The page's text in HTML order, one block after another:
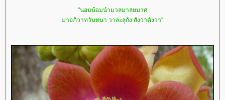
"นอบน้อมนำมวลมาลยมาศ
มาอภิวาทวันทนา วาละลุกัง สังวาตังวา"